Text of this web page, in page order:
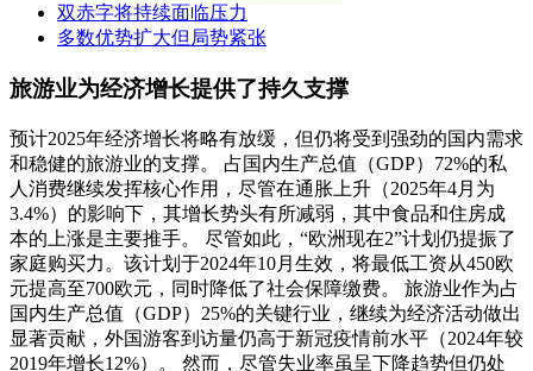
双赤字将持续面临压力
多数优势扩大但局势紧张
旅游业为经济增长提供了持久支撑
预计2025年经济增长将略有放缓，但仍将受到强劲的国内需求
和稳健的旅游业的支撑。 占国内生产总值（GDP）72%的私
人消费继续发挥核心作用，尽管在通胀上升（2025年4月为
3.4%）的影响下，其增长势头有所减弱，其中食品和住房成
本的上涨是主要推手。 尽管如此，“欧洲现在2”计划仍提振了
家庭购买力。该计划于2024年10月生效，将最低工资从450欧
元提高至700欧元，同时降低了社会保障缴费。 旅游业作为占
国内生产总值（GDP）25%的关键行业，继续为经济活动做出
显著贡献，外国游客到访量仍高于新冠疫情前水平（2024年较
2019年增长12%）。 然而，尽管失业率虽呈下降趋势但仍处